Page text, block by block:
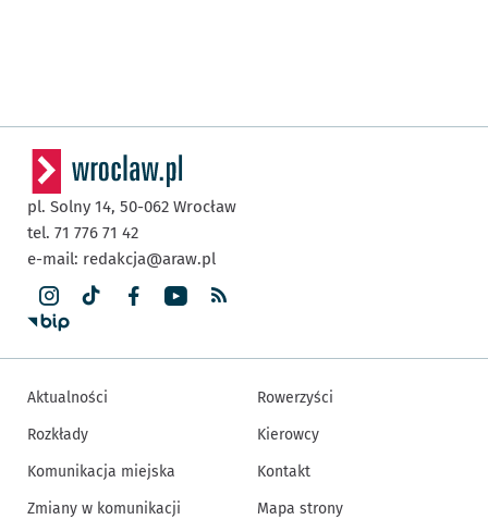
pl. Solny 14, 50-062 Wrocław
tel. 71 776 71 42
e-mail: redakcja@araw.pl
Aktualności
Rozkłady
Komunikacja miejska
Zmiany w komunikacji
Rowerzyści
Kierowcy
Kontakt
Mapa strony